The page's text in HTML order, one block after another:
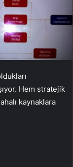
Hem stratejik
kaynaklara